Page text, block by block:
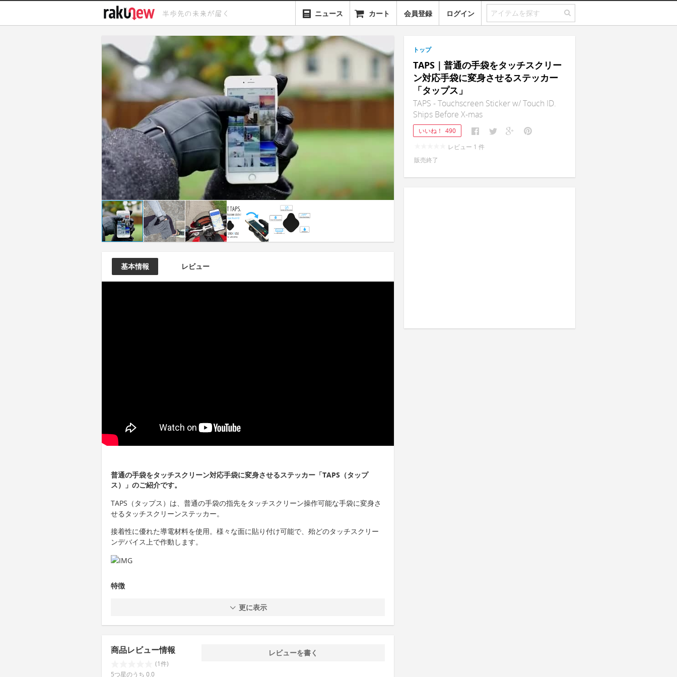
ニュース カート 会員登録 ログイン
基本情報 レビュー
普通の手袋をタッチスクリーン対応手袋に変身させるステッカー「TAPS（タップ
ス）」のご紹介です。
TAPS（タップス）は、普通の手袋の指先をタッチスクリーン操作可能な手袋に変身さ
せるタッチスクリーンステッカー。
接着性に優れた導電材料を使用。様々な面に貼り付け可能で、殆どのタッチスクリー
ンデバイス上で作動します。
特徴
更に表示
商品レビュー情報
(1件)
5つ星のうち 0.0
レビューを書く
トップ
TAPS｜普通の手袋をタッチスクリー
ン対応手袋に変身させるステッカー
「タップス」
TAPS - Touchscreen Sticker w/ Touch ID.
Ships Before X-mas
いいね！ 490
レビュー 1 件
販売終了